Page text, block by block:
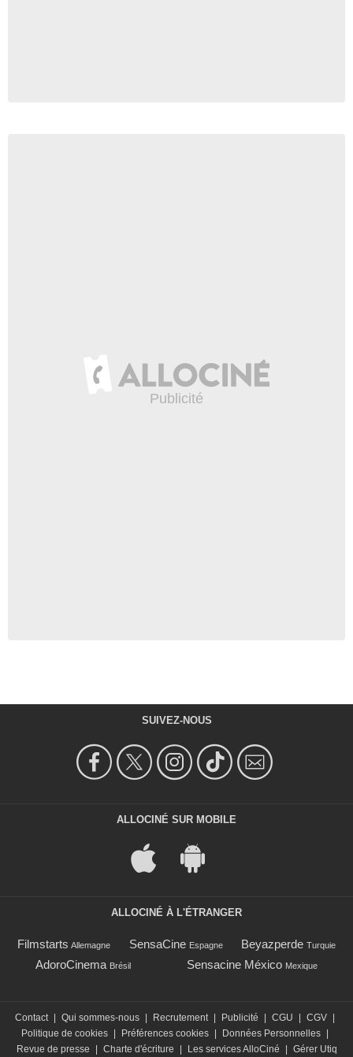
SUIVEZ-NOUS
ALLOCINÉ SUR MOBILE
ALLOCINÉ À L'ÉTRANGER
Filmstarts Allemagne SensaCine Espagne Beyazperde Turquie
AdoroCinema Brésil Sensacine México Mexique
Contact Qui sommes-nous Recrutement Publicité CGU CGV
Politique de cookies
Préférences cookies Données Personnelles
Revue de presse
Charte d'écriture Les services AlloCiné Gérer Utiq